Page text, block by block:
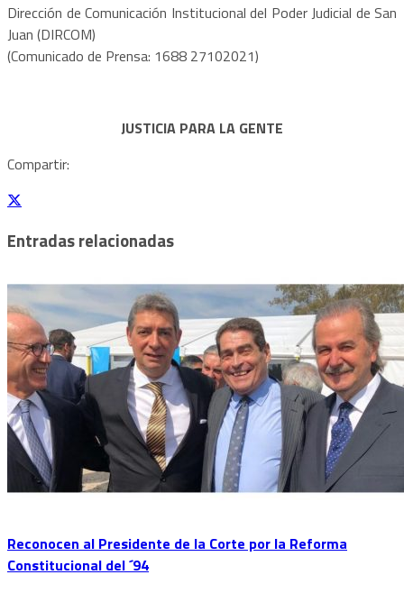
Dirección de Comunicación Institucional del Poder Judicial de San
Juan (DIRCOM)
(Comunicado de Prensa: 1688 27102021)
JUSTICIA PARA LA GENTE
Compartir:
Entradas relacionadas
Reconocen al Presidente de la Corte por la Reforma
Constitucional del ´94